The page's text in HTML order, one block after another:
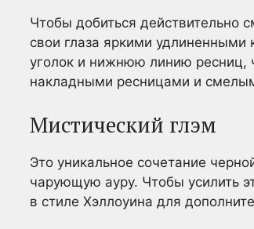
Чтобы добиться действительно
свои глаза яркими
уголок и нижнюю линию ресниц,
накладными ресницами и
Мистический глэм
Это уникальное сочетание
чарующую ауру. Чтобы усилить
в стиле Хэллоуина для